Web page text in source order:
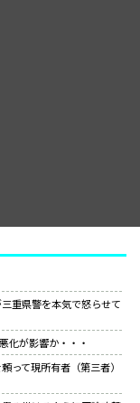
重県警を本気で怒らせて
化が影響か・・・
って現所有者（第三者）